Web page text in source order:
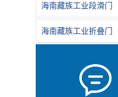
海南藏族工业段滑门
海南藏族工业折叠门